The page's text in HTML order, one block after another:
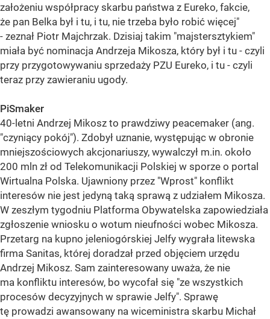
założeniu współpracy skarbu państwa z Eureko, fakcie,
że pan Belka był i tu, i tu, nie trzeba było robić więcej"
- zeznał Piotr Majchrzak. Dzisiaj takim "majstersztykiem"
miała być nominacja Andrzeja Mikosza, który był i tu - czyli
przy przygotowywaniu sprzedaży PZU Eureko, i tu - czyli
teraz przy zawieraniu ugody.
PiSmaker
40-letni Andrzej Mikosz to prawdziwy peacemaker (ang.
"czyniący pokój"). Zdobył uznanie, występując w obronie
mniejszościowych akcjonariuszy, wywalczył m.in. około
200 mln zł od Telekomunikacji Polskiej w sporze o portal
Wirtualna Polska. Ujawniony przez "Wprost" konflikt
interesów nie jest jedyną taką sprawą z udziałem Mikosza.
W zeszłym tygodniu Platforma Obywatelska zapowiedziała
zgłoszenie wniosku o wotum nieufności wobec Mikosza.
Przetarg na kupno jeleniogórskiej Jelfy wygrała litewska
firma Sanitas, której doradzał przed objęciem urzędu
Andrzej Mikosz. Sam zainteresowany uważa, że nie
ma konfliktu interesów, bo wycofał się "ze wszystkich
procesów decyzyjnych w sprawie Jelfy". Sprawę
tę prowadzi awansowany na wiceministra skarbu Michał